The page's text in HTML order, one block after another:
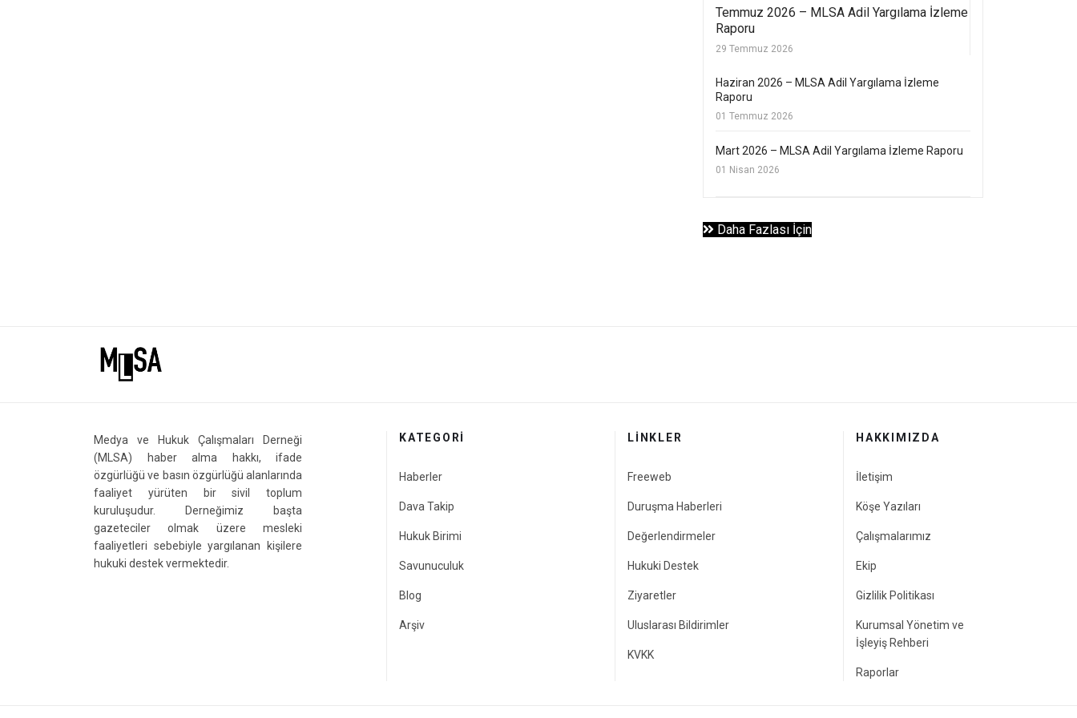
Temmuz 2026 – MLSA Adil Yargılama İzleme
Raporu
29 Temmuz 2026
Haziran 2026 – MLSA Adil Yargılama İzleme
Raporu
01 Temmuz 2026
Mart 2026 – MLSA Adil Yargılama İzleme Raporu
01 Nisan 2026
Daha Fazlası İçin
Medya ve Hukuk Çalışmaları Derneği
(MLSA) haber alma hakkı, ifade
özgürlüğü ve basın özgürlüğü alanlarında
faaliyet yürüten bir sivil toplum
kuruluşudur. Derneğimiz başta
gazeteciler olmak üzere mesleki
faaliyetleri sebebiyle yargılanan kişilere
hukuki destek vermektedir.
KATEGORI
Haberler
Dava Takip
Hukuk Birimi
Savunuculuk
Blog
Arşiv
LINKLER
Freeweb
Duruşma Haberleri
Değerlendirmeler
Hukuki Destek
Ziyaretler
Uluslarası Bildirimler
KVKK
HAKKIMIZDA
İletişim
Köşe Yazıları
Çalışmalarımız
Ekip
Gizlilik Politikası
Kurumsal Yönetim ve
İşleyiş Rehberi
Raporlar